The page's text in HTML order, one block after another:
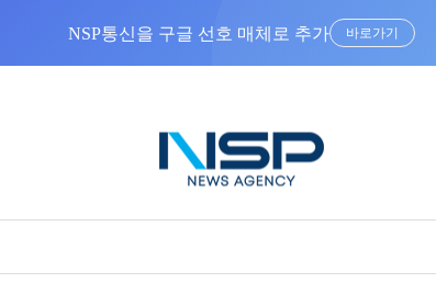
NSP통신을 구글 선호 매체로 추가 바로가기